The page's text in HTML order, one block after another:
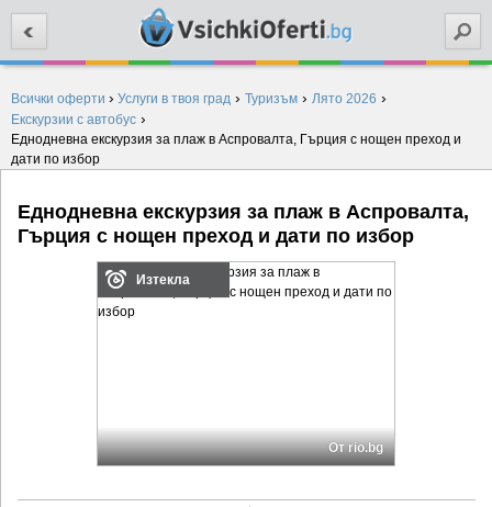
Всички оферти › Услуги в твоя град › Туризъм › Лято 2026 ›
Екскурзии с автобус ›
Еднодневна екскурзия за плаж в Аспровалта, Гърция с нощен преход и
дати по избор
Еднодневна екскурзия за плаж в Аспровалта,
Гърция с нощен преход и дати по избор
Изтекла
От rio.bg